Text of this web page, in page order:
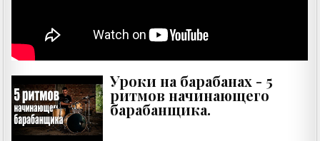
Уроки на барабанах - 5
ритмов начинающего
барабанщика.